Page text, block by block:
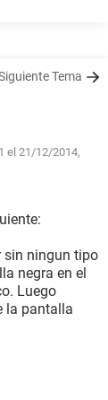
Tema
el 21/12/2014,
sin ningun tipo
negra en el
Luego
la pantalla